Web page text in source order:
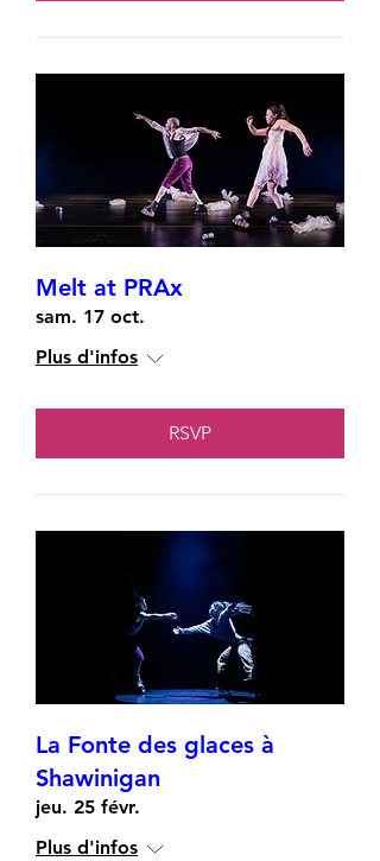
Melt at PRAx
sam. 17 oct.
Plus d'infos
RSVP
La Fonte des glaces à
Shawinigan
jeu. 25 févr.
Plus d'infos